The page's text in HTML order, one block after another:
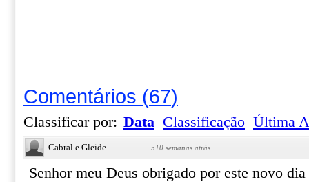
Comentários (67)
Classificar por: Data Classificação Última
Cabral e Gleide · 510 semanas atrás
Senhor meu Deus obrigado por este novo